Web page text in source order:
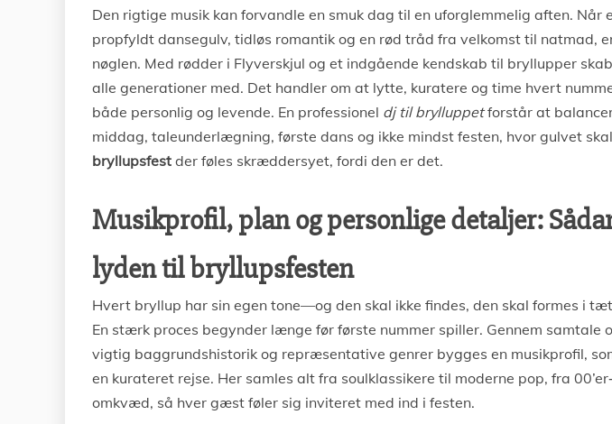
Den rigtige musik kan forvandle en smuk dag til en uforglemmelig aften. Når
propfyldt dansegulv, tidløs romantik og en rød tråd fra velkomst til natmad,
nøglen. Med rødder i Flyverskjul og et indgående kendskab til bryllupper
alle generationer med. Det handler om at lytte, kuratere og time hvert
både personlig og levende. En professionel dj til brylluppetforstår at
middag, taleunderlægning, første dans og ikke mindst festen, hvor gulvet
bryllupsfest der føles skræddersyet, fordi den er det.
Musikprofil, plan og personlige detaljer:
lyden til bryllupsfesten
Hvert bryllup har sin egen tone—og den skal ikke findes, den skal formes i
En stærk proces begynder længe før første nummer spiller. Gennem samtale
vigtig baggrundshistorik og repræsentative genrer bygges en musikprofil,
en kurateret rejse. Her samles alt fra soulklassikere til moderne pop, fra
omkvæd, så hver gæst føler sig inviteret med ind i festen.